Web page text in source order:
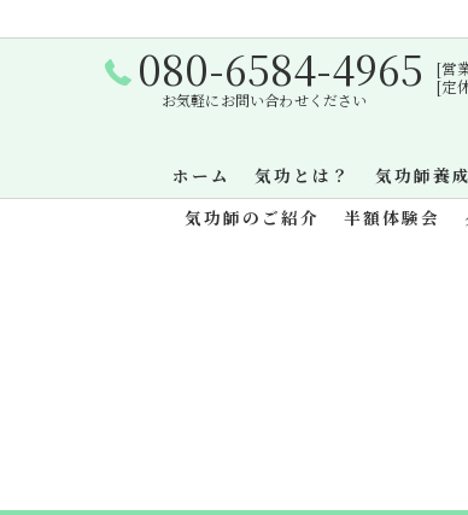
080-6584-4965
お気軽にお問い合わせください
[営
[定
ホーム 気功とは？ 気功師養
気功師のご紹介
半額体験会